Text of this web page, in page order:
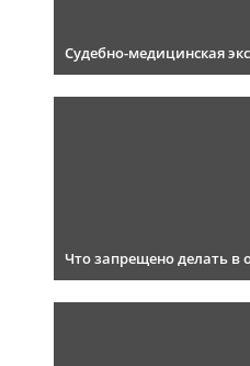
Судебно-медицинская
Что запрещено делать в